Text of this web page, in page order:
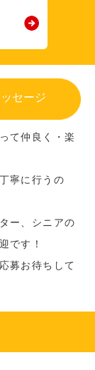
セージ
て仲良く・楽
寧に行うの
ー、シニアの
です！
募お待ちして